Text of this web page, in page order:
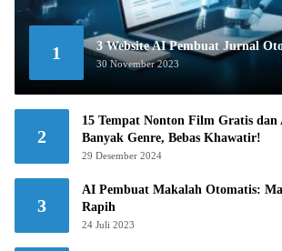
1 3 Website AI Pembuat Jurnal
30 November 2023
2
15 Tempat Nonton Film Gratis dan
Banyak Genre, Bebas Khawatir!
29 Desember 2024
3
AI Pembuat Makalah Otomatis:
Rapih
24 Juli 2023